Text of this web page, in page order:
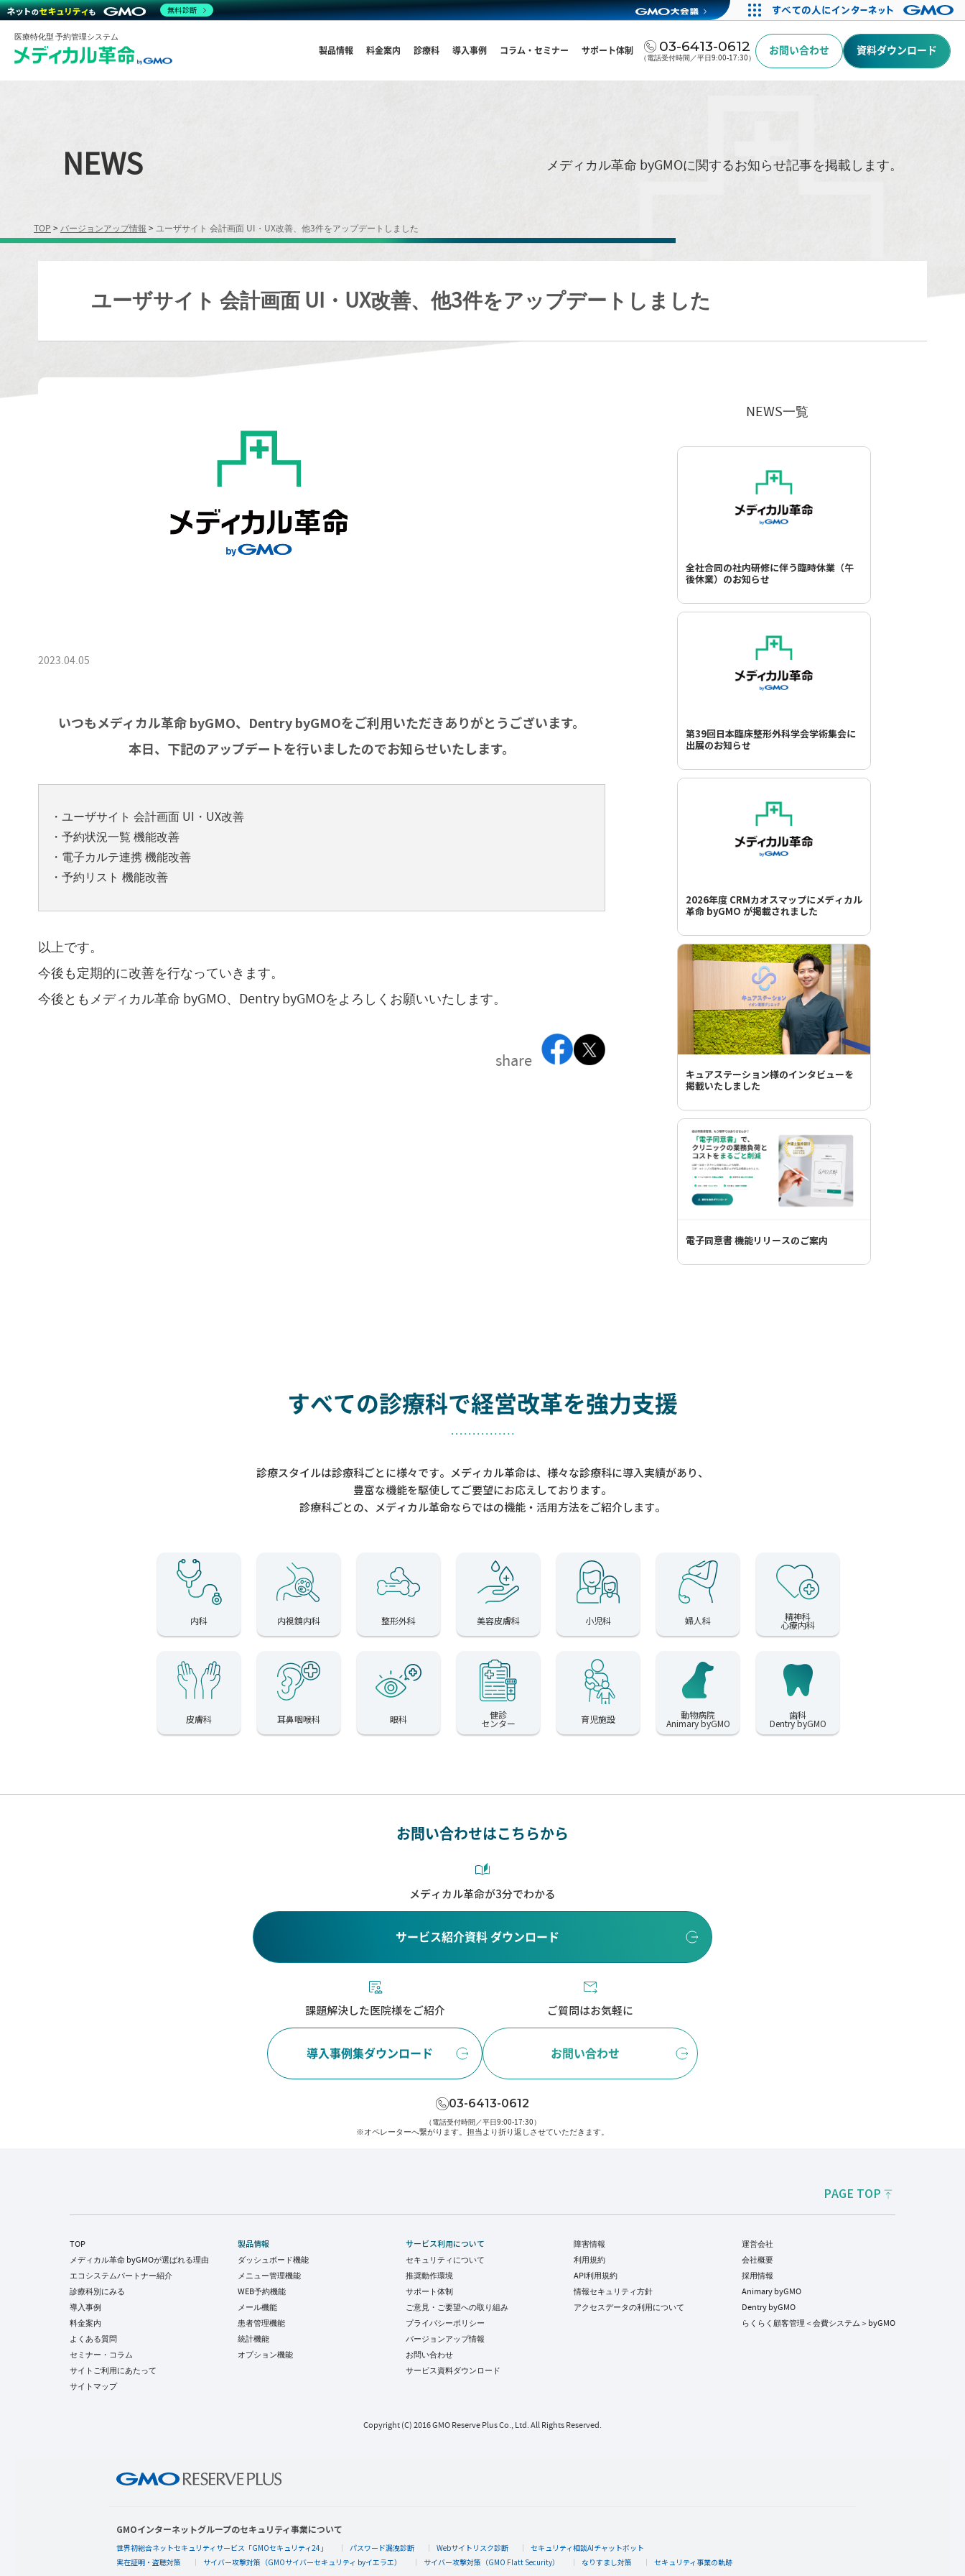
医療特化型 予約管理システム
製品情報 料金案内 診療科 導入事例 コラム・セミナー サポート体制 03-6413-0612
（電話受付時間／平日9:00-17:30）
お問い合わせ 資料ダウンロード
NEWS メディカル革命 byGMOに関するお知らせ記事を掲載します。
TOP > バージョンアップ情報 > ユーザサイト 会計画面 UI・UX改善、他3件をアップデートしました
ユーザサイト 会計画面 UI・UX改善、他3件をアップデートしました
2023.04.05
いつもメディカル革命 byGMO、Dentry byGMOをご利用いただきありがとうございます。
本日、下記のアップデートを行いましたのでお知らせいたします。
・ユーザサイト 会計画面 UI・UX改善
・予約状況一覧 機能改善
・電子カルテ連携 機能改善
・予約リスト 機能改善
以上です。
今後も定期的に改善を行なっていきます。
今後ともメディカル革命 byGMO、Dentry byGMOをよろしくお願いいたします。
share
NEWS一覧
全社合同の社内研修に伴う臨時休業（午
後休業）のお知らせ
第39回日本臨床整形外科学会学術集会に
出展のお知らせ
2026年度 CRMカオスマップにメディカル
革命 byGMO が掲載されました
キュアステーション様のインタビューを
掲載いたしました
電子同意書 機能リリースのご案内
すべての診療科で経営改革を強力支援
診療スタイルは診療科ごとに様々です。メディカル革命は、様々な診療科に導入実績があり、
豊富な機能を駆使してご要望にお応えしております。
診療科ごとの、メディカル革命ならではの機能・活用方法をご紹介します。
内科 内視鏡内科 整形外科 美容皮膚科 小児科 婦人科 精神科
心療内科
皮膚科 耳鼻咽喉科 眼科 健診
センター 育児施設 動物病院
Animary byGMO
歯科
Dentry byGMO
お問い合わせはこちらから
メディカル革命が3分でわかる
サービス紹介資料 ダウンロード
課題解決した医院様をご紹介
導入事例集ダウンロード
ご質問はお気軽に
お問い合わせ
03-6413-0612
（電話受付時間／平日9:00-17:30）
※オペレーターへ繋がります。 担当より折り返しさせていただきます。
PAGE TOP
TOP
メディカル革命 byGMOが選ばれる理由
エコシステムパートナー紹介
診療科別にみる
導入事例
料金案内
よくある質問
セミナー・コラム
サイトご利用にあたって
サイトマップ
製品情報
ダッシュボード機能
メニュー管理機能
WEB予約機能
メール機能
患者管理機能
統計機能
オプション機能
サービス利用について
セキュリティについて
推奨動作環境
サポート体制
ご意見・ご要望への取り組み
プライバシーポリシー
バージョンアップ情報
お問い合わせ
サービス資料ダウンロード
障害情報
利用規約
API利用規約
情報セキュリティ方針
アクセスデータの利用について
運営会社
会社概要
採用情報
Animary byGMO
Dentry byGMO
らくらく顧客管理＜会費システム＞byGMO
Copyright (C) 2016 GMO Reserve Plus Co., Ltd. All Rights Reserved.
GMOインターネットグループのセキュリティ事業について
世界初総合ネットセキュリティサービス「GMOセキュリティ24」 パスワード漏洩診断 Webサイトリスク診断
セキュリティ相談AIチャットボット
実在証明・盗聴対策
サイバー攻撃対策（GMOサイバーセキュリティ byイエラエ） サイバー攻撃対策（GMO Flatt Security） なりすまし対策 セキュリティ事業の軌跡
無料診断